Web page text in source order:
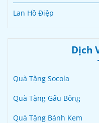
Lan Hồ Điệp
Dịch
Quà Tặng Socola
Quà Tặng Gấu Bông
Quà Tặng Bánh Kem